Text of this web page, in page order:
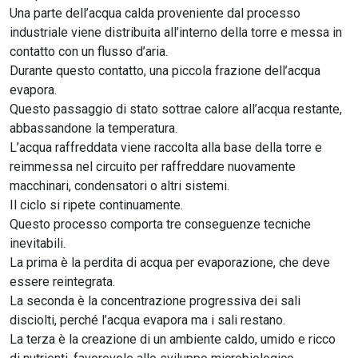
Una parte dell’acqua calda proveniente dal processo
industriale viene distribuita all’interno della torre e messa in
contatto con un flusso d’aria.
Durante questo contatto, una piccola frazione dell’acqua
evapora.
Questo passaggio di stato sottrae calore all’acqua restante,
abbassandone la temperatura.
L’acqua raffreddata viene raccolta alla base della torre e
reimmessa nel circuito per raffreddare nuovamente
macchinari, condensatori o altri sistemi.
Il ciclo si ripete continuamente.
Questo processo comporta tre conseguenze tecniche
inevitabili.
La prima è la perdita di acqua per evaporazione, che deve
essere reintegrata.
La seconda è la concentrazione progressiva dei sali
disciolti, perché l’acqua evapora ma i sali restano.
La terza è la creazione di un ambiente caldo, umido e ricco